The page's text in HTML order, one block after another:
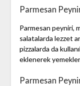
Parmesan
Parmesan peyniri,
salatalarda lezzet
pizzalarda da
eklenerek
Parmesan